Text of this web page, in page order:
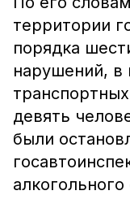
территории
порядка
нарушений, в
девять
были